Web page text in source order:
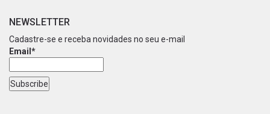
NEWSLETTER
Cadastre-se e receba novidades no seu e-mail
Email*